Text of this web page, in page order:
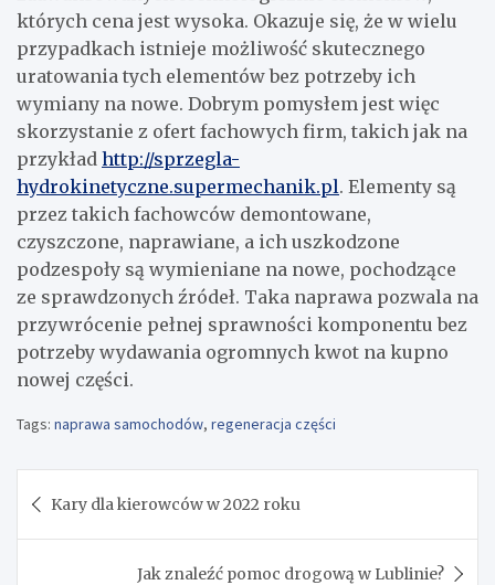
których cena jest wysoka. Okazuje się, że w wielu
przypadkach istnieje możliwość skutecznego
uratowania tych elementów bez potrzeby ich
wymiany na nowe. Dobrym pomysłem jest więc
skorzystanie z ofert fachowych firm, takich jak na
przykład http://sprzegla-
hydrokinetyczne.supermechanik.pl. Elementy są
przez takich fachowców demontowane,
czyszczone, naprawiane, a ich uszkodzone
podzespoły są wymieniane na nowe, pochodzące
ze sprawdzonych źródeł. Taka naprawa pozwala na
przywrócenie pełnej sprawności komponentu bez
potrzeby wydawania ogromnych kwot na kupno
nowej części.
Tags: naprawa samochodów, regeneracja części
wpisu
Kary dla kierowców w 2022 roku
Jak znaleźć pomoc drogową w Lublinie?